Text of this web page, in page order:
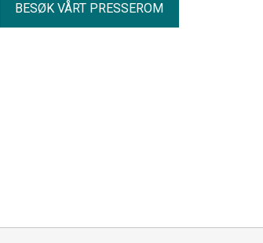
BESØK VÅRT PRESSEROM